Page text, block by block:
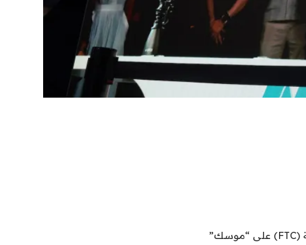
نقدم لكم في اشراق العالم 24 خبر بعنوان “وافقت لجنة التجارة الفيدرالية (FTC) على “موسك”